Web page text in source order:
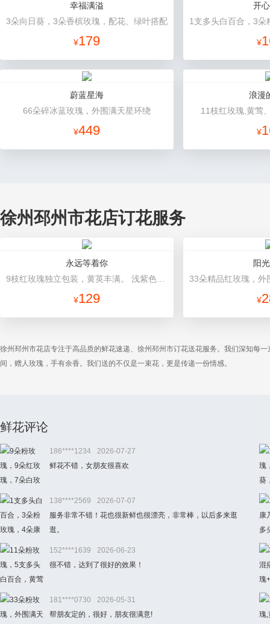
幸福满溢
3朵向日葵，3朵香槟玫瑰，配花、绿叶搭配
¥179
开
¥
蔚蓝星海
66朵碎冰蓝玫瑰，外围满天星环绕
¥449
浪漫
11枝红玫瑰,黄莺
¥
徐州邳州市花店订花服务
永远等着你
¥129
阳
¥
徐州邳州市花店专注于高品质的鲜花速递、徐州邳州市订花送花服务。我们深知每
间，赠人玫瑰，手有余香。我们送的不仅是一束花，更是传递一份情感。
鲜花评论
186****1234
2026-07-27
鲜花不错，女朋友很喜欢
138****2569
2026-07-07
服务非常不错！花也很新鲜也很漂亮，非常棒，以后多来逛
逛。
152****1639
2026-06-23
很不错，达到了很好的效果！
181****0730
2026-05-31
帮朋友定的，很好，朋友很满意!